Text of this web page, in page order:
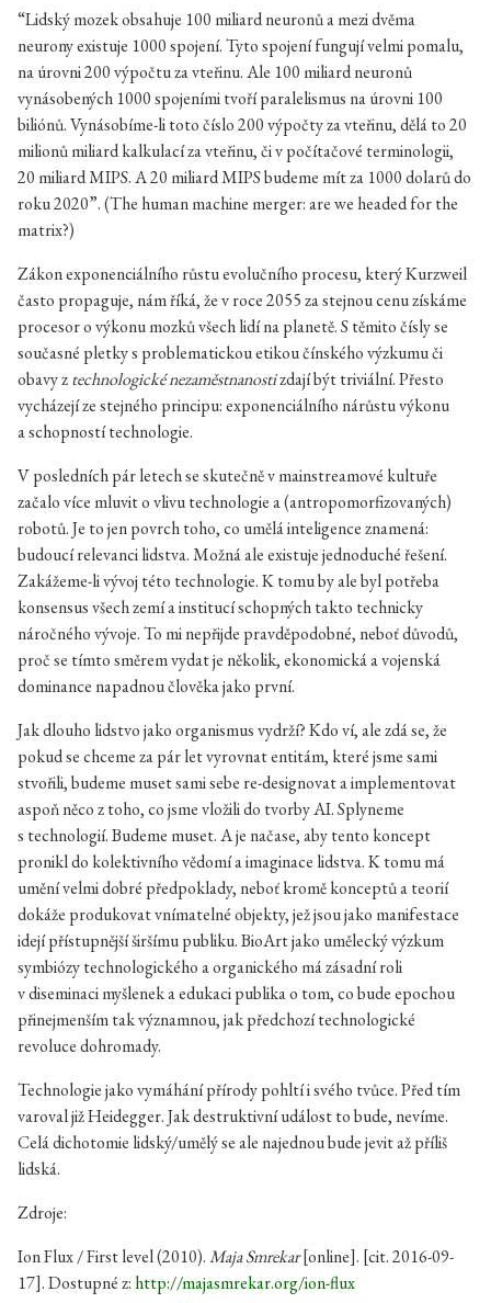
“Lidský mozek obsahuje 100 miliard neuronů a mezi dvěma
neurony existuje 1000 spojení. Tyto spojení fungují velmi pomalu,
na úrovni 200 výpočtu za vteřinu. Ale 100 miliard neuronů
vynásobených 1000 spojeními tvoří paralelismus na úrovni 100
biliónů. Vynásobíme-li toto číslo 200 výpočty za vteřinu, dělá to 20
milionů miliard kalkulací za vteřinu, či v počítačové terminologii,
20 miliard MIPS. A 20 miliard MIPS budeme mít za 1000 dolarů do
roku 2020”. (The human machine merger: are we headed for the
matrix?)
Zákon exponenciálního růstu evolučního procesu, který Kurzweil
často propaguje, nám říká, že v roce 2055 za stejnou cenu získáme
procesor o výkonu mozků všech lidí na planetě. S těmito čísly se
současné pletky s problematickou etikou čínského výzkumu či
obavy ztechnologické nezaměstnanostizdají být triviální. Přesto
vycházejí ze stejného principu: exponenciálního nárůstu výkonu
a schopností technologie.
V posledních pár letech se skutečně v mainstreamové kultuře
začalo více mluvit o vlivu technologie a (antropomorfizovaných)
robotů. Je to jen povrch toho, co umělá inteligence znamená:
budoucí relevanci lidstva. Možná ale existuje jednoduché řešení.
Zakážeme-li vývoj této technologie. K tomu by ale byl potřeba
konsensus všech zemí a institucí schopných takto technicky
náročného vývoje. To mi nepřijde pravděpodobné, neboť důvodů,
proč se tímto směrem vydat je několik, ekonomická a vojenská
dominance napadnou člověka jako první.
Jak dlouho lidstvo jako organismus vydrží? Kdo ví, ale zdá se, že
pokud se chceme za pár let vyrovnat entitám, které jsme sami
stvořili, budeme muset sami sebe re-designovat a implementovat
aspoň něco z toho, co jsme vložili do tvorby AI. Splyneme
s technologií. Budeme muset. A je načase, aby tento koncept
pronikl do kolektivního vědomí a imaginace lidstva. K tomu má
umění velmi dobré předpoklady, neboť kromě konceptů a teorií
dokáže produkovat vnímatelné objekty, jež jsou jako manifestace
idejí přístupnější širšímu publiku. BioArt jako umělecký výzkum
symbiózy technologického a organického má zásadní roli
v diseminaci myšlenek a edukaci publika o tom, co bude epochou
přinejmenším tak významnou, jak předchozí technologické
revoluce dohromady.
Technologie jako vymáhání přírody pohltí i svého tvůce. Před tím
varoval již Heidegger. Jak destruktivní událost to bude, nevíme.
Celá dichotomie lidský/umělý se ale najednou bude jevit až příliš
lidská.
Zdroje:
Ion Flux / First level (2010).Maja Smrekar[online]. [cit. 2016-09-
17]. Dostupné z: http://majasmrekar.org/ion-flux